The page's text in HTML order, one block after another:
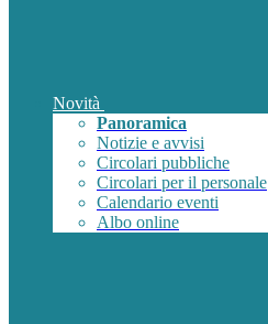
Novità
Panoramica
Notizie e avvisi
Circolari pubbliche
Circolari per il personale
Calendario eventi
Albo online